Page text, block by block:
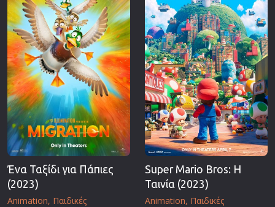
Ένα Ταξίδι για Πάπιες
(2023)
Animation Παιδικές
Super Mario Bros: Η
Ταινία (2023)
Animation Παιδικές